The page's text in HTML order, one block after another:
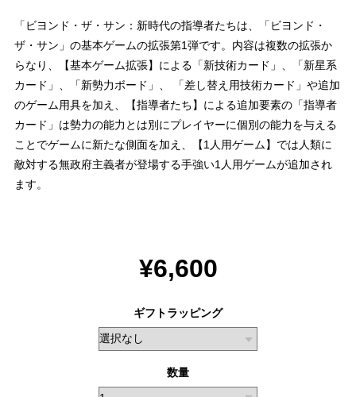
「ビヨンド・ザ・サン：新時代の指導者たちは、「ビヨンド・
ザ・サン」の基本ゲームの拡張第1弾です。内容は複数の拡張か
らなり、【基本ゲーム拡張】による「新技術カード」、「新星系
カード」、「新勢力ボード」、 「差し替え用技術カード」や追加
のゲーム用具を加え、【指導者たち】による追加要素の「指導者
カード」は勢力の能力とは別にプレイヤーに個別の能力を与える
ことでゲームに新たな側面を加え、【1人用ゲーム】では人類に
敵対する無政府主義者が登場する手強い1人用ゲームが追加され
ます。
¥6,600
ギフトラッピング
数量